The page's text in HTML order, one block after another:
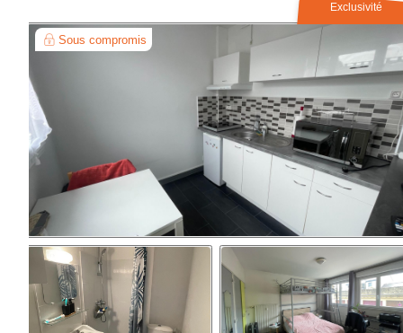
Exclusivité
Sous compromis